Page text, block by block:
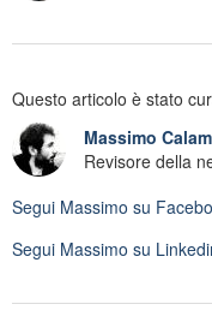
Questo articolo è stato
Massimo
Revisore della
Segui Massimo su
Segui Massimo su